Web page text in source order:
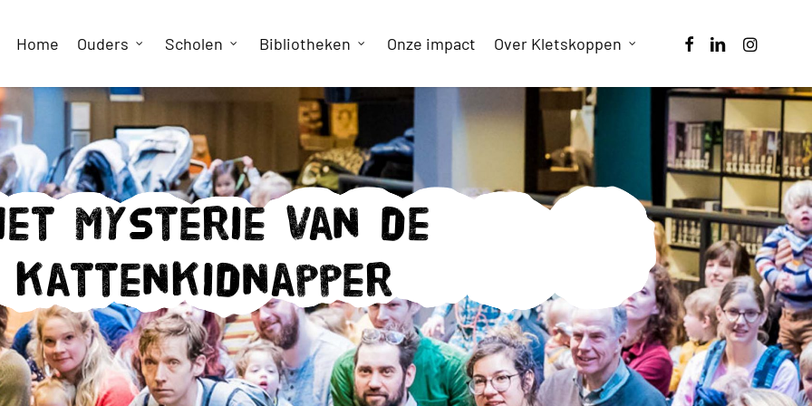
Home Ouders Scholen Bibliotheken Onze impact Over Kletskoppen facebooklinkedininstagram
mysterie van de
kattenkidnapper